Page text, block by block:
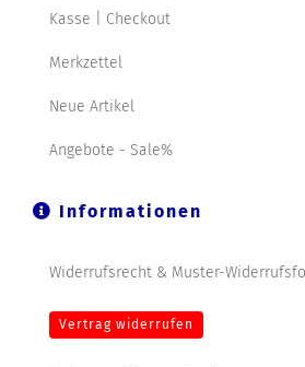
Kasse | Checkout
Merkzettel
Neue Artikel
Angebote - Sale%
Informationen
Widerrufsrecht & Muster-
Vertrag widerrufen